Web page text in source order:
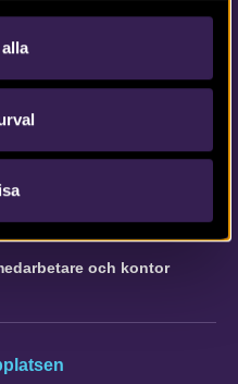
80 00
och kontor